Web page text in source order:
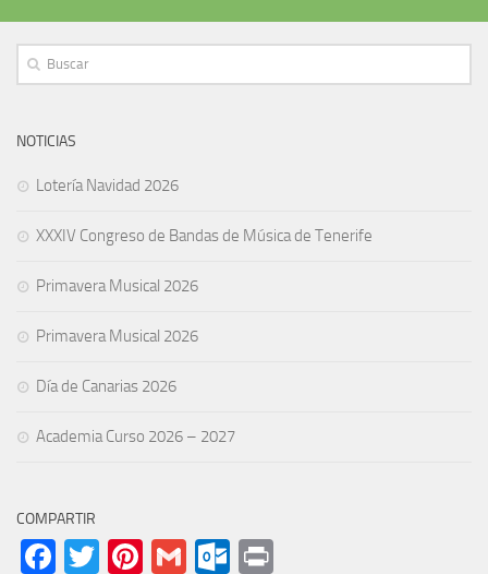
NOTICIAS
Lotería Navidad 2026
XXXIV Congreso de Bandas de Música de Tenerife
Primavera Musical 2026
Primavera Musical 2026
Día de Canarias 2026
Academia Curso 2026 – 2027
COMPARTIR
Facebook
Twitter
Pinterest
GmailOutlook.com